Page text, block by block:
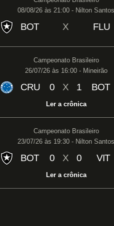
08/08/26 às 21:00 - Nilton Santos
BOT X FLU
Campeonato Brasileiro
26/07/26 às 16:00 - Mineirão
CRU 0 X 1 BOT
Ler a crônica
Campeonato Brasileiro
23/07/26 às 19:30 - Nilton Santos
BOT 0 X 0 VIT
Ler a crônica